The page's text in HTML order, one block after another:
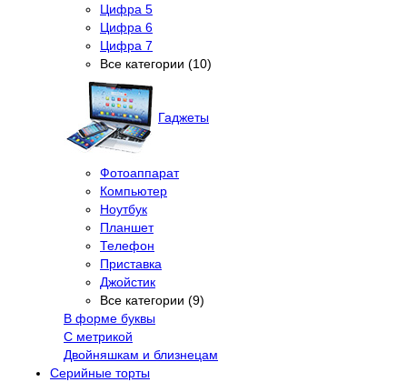
Цифра 5
Цифра 6
Цифра 7
Все категории (10)
Гаджеты
Фотоаппарат
Компьютер
Ноутбук
Планшет
Телефон
Приставка
Джойстик
Все категории (9)
В форме буквы
С метрикой
Двойняшкам и близнецам
Серийные торты